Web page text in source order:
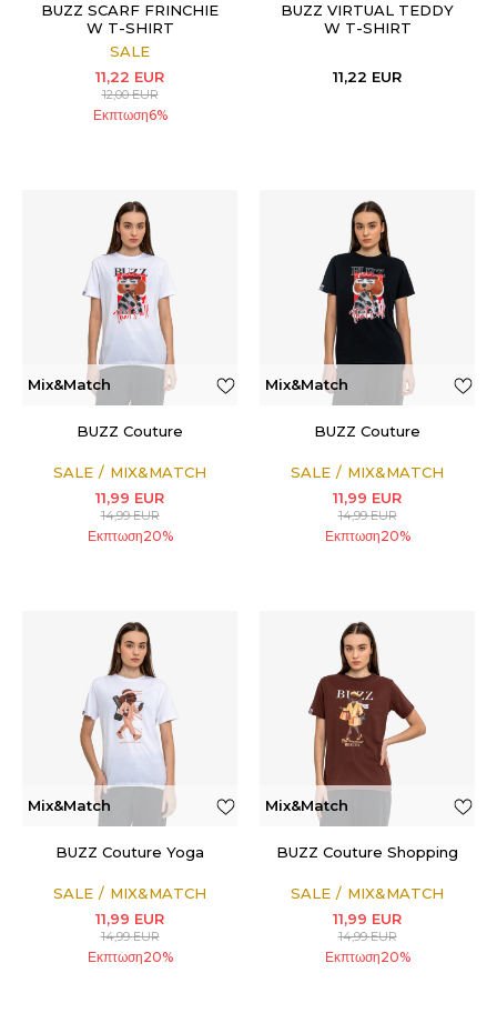
BUZZ SCARF FRINCHIE
W T-SHIRT
SALE
11,22 EUR
12,00EUR
Εκπτωση6%
BUZZ VIRTUAL TEDDY
W T-SHIRT
11,22 EUR
Mix&Match
BUZZ Couture
SALE
MIX&MATCH
11,99 EUR
14,99EUR
Εκπτωση20%
Mix&Match
BUZZ Couture
SALE
MIX&MATCH
11,99 EUR
14,99EUR
Εκπτωση20%
Mix&Match
BUZZ Couture Yoga
SALE
MIX&MATCH
11,99 EUR
14,99EUR
Εκπτωση20%
Mix&Match
BUZZ Couture Shopping
SALE
MIX&MATCH
11,99 EUR
14,99EUR
Εκπτωση20%